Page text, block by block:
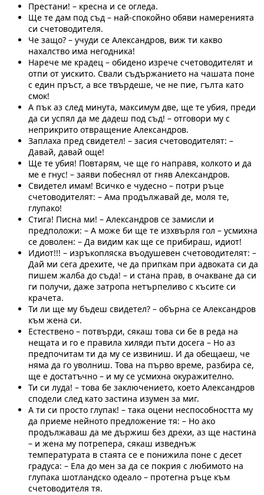
Престани! – кресна и се огледа.
Ще те дам под съд – най-спокойно обяви намеренията
си счетоводителя.
Че защо? – учуди се Александров, виж ти какво
нахалство има негодника!
Нарече ме крадец – обидено изрече счетоводителят и
отпи от уискито. Свали съдържанието на чашата поне
с един пръст, а все твърдеше, че не пие, гълта като
смок!
А пък аз след минута, максимум две, ще те убия, преди
да си успял да ме дадеш под съд! – отговори му с
неприкрито отвращение Александров.
Заплаха пред свидетел! – засия счетоводителят: –
Давай, давай още!
Ще те убия! Повтарям, че ще го направя, колкото и да
ме е гнус! – заяви побеснял от гняв Александров.
Свидетел имам! Всичко е чудесно – потри ръце
счетоводителят: – Ама продължавай де, моля те,
глупако!
Стига! Писна ми! – Александров се замисли и
предположи: – А може би ще те изхвърля гол – усмихна
се доволен: – Да видим как ще се прибираш, идиот!
Идиот!!! – изръкопляска въодушевен счетоводителят: –
Дай ми сега дрехите, че да припкам при адвоката си да
пишем жалба до съда! – и стана прав, в очакване да си
ги получи, даже затропа нетърпеливо с късите си
крачета.
Ти ли ще му бъдеш свидетел? – обърна се Александров
към жена си.
Естествено – потвърди, сякаш това си бе в реда на
нещата и го е правила хиляди пъти досега – Но аз
предпочитам ти да му се извиниш. И да обещаеш, че
няма да го уволниш. Това на първо време, разбира се,
ще е достатъчно – и му се усмихна окуражително.
Ти си луда! – това бе заключението, което Александров
сподели след като застина изумен за миг.
А ти си просто глупак! – така оцени неспособността му
да приеме нейното предложение тя: – Но ако
продължаваш да ме държиш без дрехи, аз ще настина
– и жена му потрепера, сякаш изведнъж
температурата в стаята се е понижила поне с десет
градуса: – Ела до мен за да се покрия с любимото на
глупака шотландско одеало – протегна ръце към
счетоводителя тя.